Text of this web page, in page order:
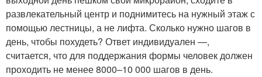
развлекательный центр и поднимитесь на нужный этаж с
помощью лестницы, а не лифта. Сколько нужно шагов в
день, чтобы похудеть? Ответ индивидуален —,
считается, что для поддержания формы человек должен
проходить не менее 8000–10 000 шагов в день.